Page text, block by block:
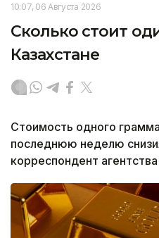
10:07, 06 Августа 2026
Сколько стоит
Казахстане
Стоимость одного
последнюю неделю
корреспондент